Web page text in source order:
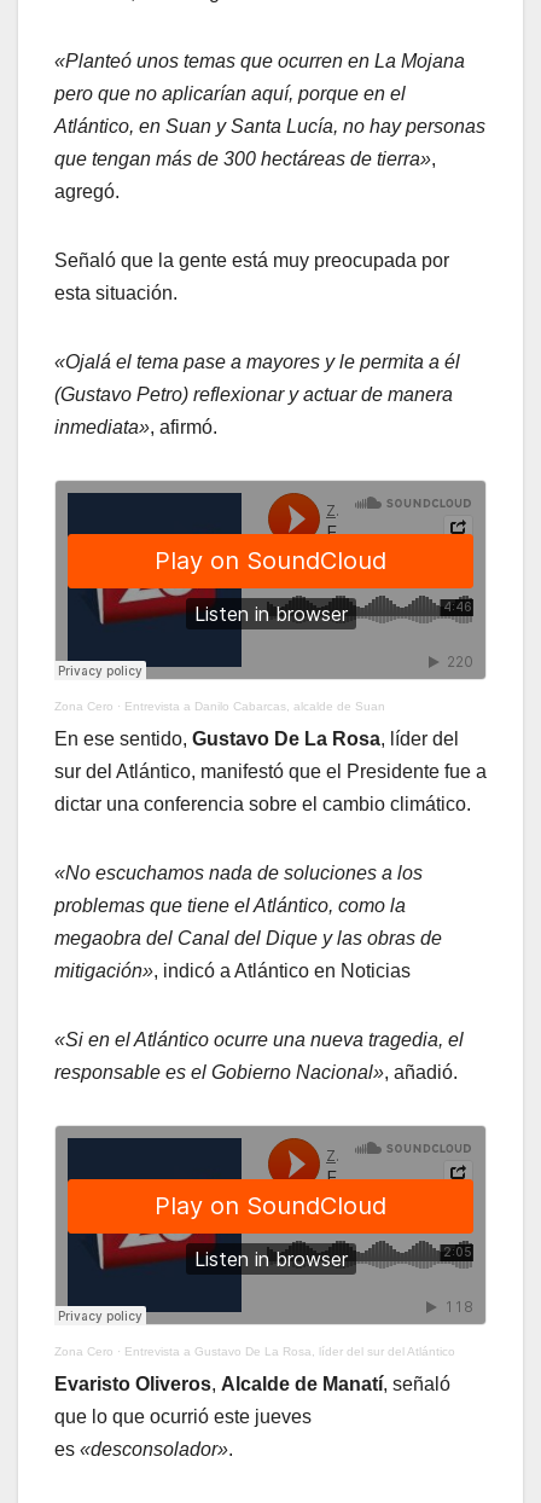
«Planteó unos temas que ocurren en La Mojana
pero que no aplicarían aquí, porque en el
Atlántico, en Suan y Santa Lucía, no hay personas
que tengan más de 300 hectáreas de tierra»,
agregó.
Señaló que la gente está muy preocupada por
esta situación.
«Ojalá el tema pase a mayores y le permita a él
(Gustavo Petro) reflexionar y actuar de manera
inmediata», afirmó.
Zona Cero · Entrevista a Danilo Cabarcas, alcalde de Suan
En ese sentido, Gustavo De La Rosa, líder del
sur del Atlántico, manifestó que el Presidente fue a
dictar una conferencia sobre el cambio climático.
«No escuchamos nada de soluciones a los
problemas que tiene el Atlántico, como la
megaobra del Canal del Dique y las obras de
mitigación», indicó a Atlántico en Noticias
«Si en el Atlántico ocurre una nueva tragedia, el
responsable es el Gobierno Nacional», añadió.
Zona Cero · Entrevista a Gustavo De La Rosa, líder del sur del Atlántico
Evaristo Oliveros, Alcalde de Manatí, señaló
que lo que ocurrió este jueves
es «desconsolador».